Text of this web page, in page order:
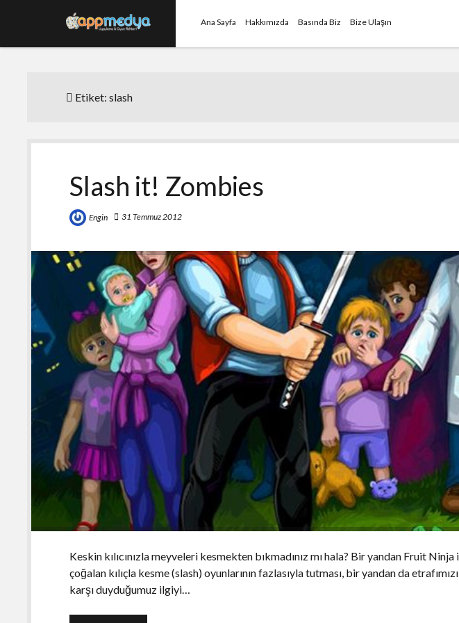
Ana Sayfa Hakkımızda Basında Biz Bize Ulaşın
Etiket:slash
Slash it! Zombies
Engin 31 Temmuz 2012
Keskin kılıcınızla meyveleri kesmekten bıkmadınız mı hala? Bir yandan Fruit
çoğalan kılıçla kesme (slash) oyunlarının fazlasıyla tutması, bir yandan da
karşı duyduğumuz ilgiyi…